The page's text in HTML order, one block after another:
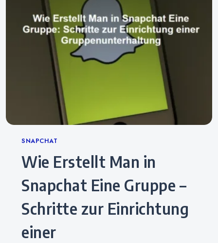
Categories
SNAPCHAT
Wie Erstellt Man in
Snapchat Eine Gruppe –
Schritte zur Einrichtung
einer